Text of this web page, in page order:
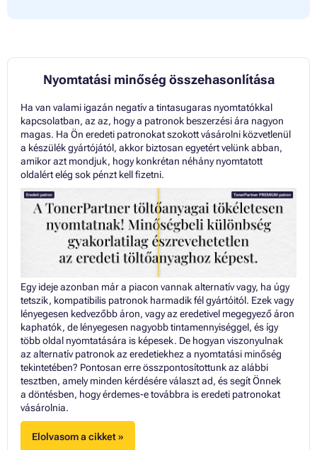
Nyomtatási minőség összehasonlítása
Ha van valami igazán negatív a tintasugaras nyomtatókkal
kapcsolatban, az az, hogy a patronok beszerzési ára nagyon
magas. Ha Ön eredeti patronokat szokott vásárolni közvetlenül
a készülék gyártójától, akkor biztosan egyetért velünk abban,
amikor azt mondjuk, hogy konkrétan néhány nyomtatott
oldalért elég sok pénzt kell fizetni.
Egy ideje azonban már a piacon vannak alternatív vagy, ha úgy
tetszik, kompatibilis patronok harmadik fél gyártóitól. Ezek vagy
lényegesen kedvezőbb áron, vagy az eredetivel megegyező áron
kaphatók, de lényegesen nagyobb tintamennyiséggel, és így
több oldal nyomtatására is képesek. De hogyan viszonyulnak
az alternatív patronok az eredetiekhez a nyomtatási minőség
tekintetében? Pontosan erre összpontosítottunk az alábbi
tesztben, amely minden kérdésére választ ad, és segít Önnek
a döntésben, hogy érdemes-e továbbra is eredeti patronokat
vásárolnia.
Elolvasom a cikket »